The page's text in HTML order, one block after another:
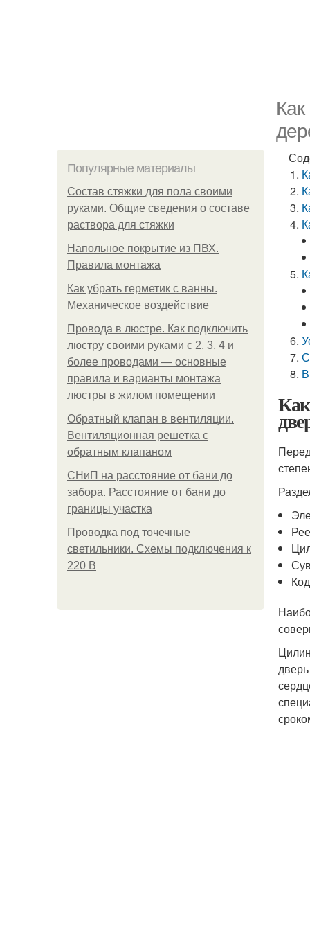
Популярные материалы
Состав стяжки для пола своими
руками. Общие сведения о составе
раствора для стяжки
Напольное покрытие из ПВХ.
Правила монтажа
Как убрать герметик с ванны.
Механическое воздействие
Провода в люстре. Как подключить
люстру своими руками с 2, 3, 4 и
более проводами — основные
правила и варианты монтажа
люстры в жилом помещении
Обратный клапан в вентиляции.
Вентиляционная решетка с
обратным клапаном
СНиП на расстояние от бани до
забора. Расстояние от бани до
границы участка
Проводка под точечные
светильники. Схемы подключения к
220 В